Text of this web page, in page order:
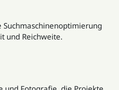
Suchmaschinenoptimierung
und Reichweite.